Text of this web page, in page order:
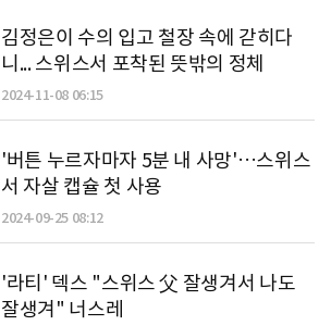
김정은이 수의 입고 철장 속에 갇히다
니... 스위스서 포착된 뜻밖의 정체
2024-11-08 06:15
'버튼 누르자마자 5분 내 사망'…스위스
서 자살 캡슐 첫 사용
2024-09-25 08:12
'라티' 덱스 "스위스 父 잘생겨서 나도
잘생겨" 너스레